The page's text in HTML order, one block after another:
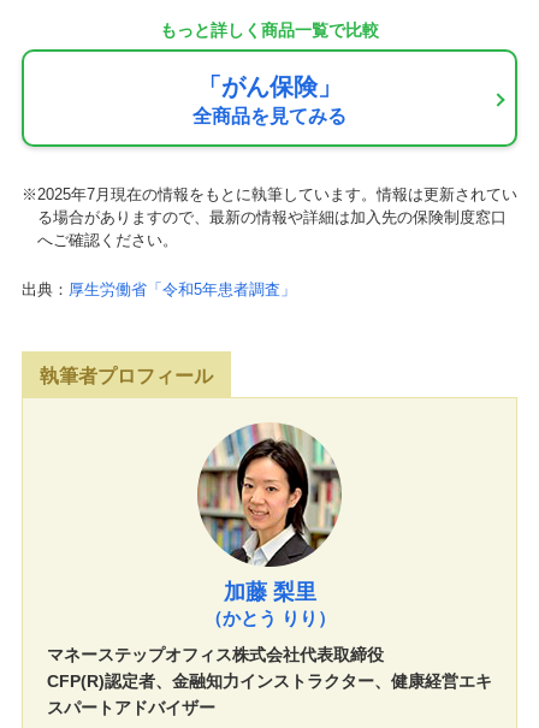
もっと詳しく商品一覧で比較
「がん保険」
全商品を見てみる
※2025年7月現在の情報をもとに執筆しています。情報は更新されてい
る場合がありますので、最新の情報や詳細は加入先の保険制度窓口
へご確認ください。
出典： 厚生労働省「令和5年患者調査」
執筆者プロフィール
加藤 梨里
（かとう りり）
マネーステップオフィス株式会社代表取締役
CFP(R)認定者、金融知力インストラクター、健康経営エキ
スパートアドバイザー